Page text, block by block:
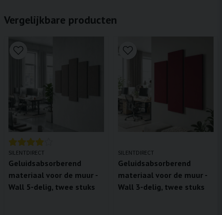
Vergelijkbare producten
SILENTDIRECT
Geluidsabsorberend
materiaal voor de muur -
Wall 5-delig, twee stuks
SILENTDIRECT
Geluidsabsorberend
materiaal voor de muur -
Wall 3-delig, twee stuks